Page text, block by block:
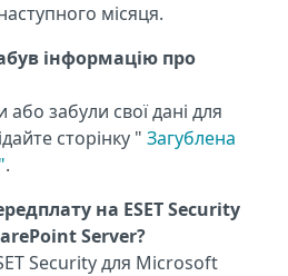
місяця.
інформацію про
забули свої дані для
сторінку " Загублена
.
на ESET Security
Server?
Security для Microsoft